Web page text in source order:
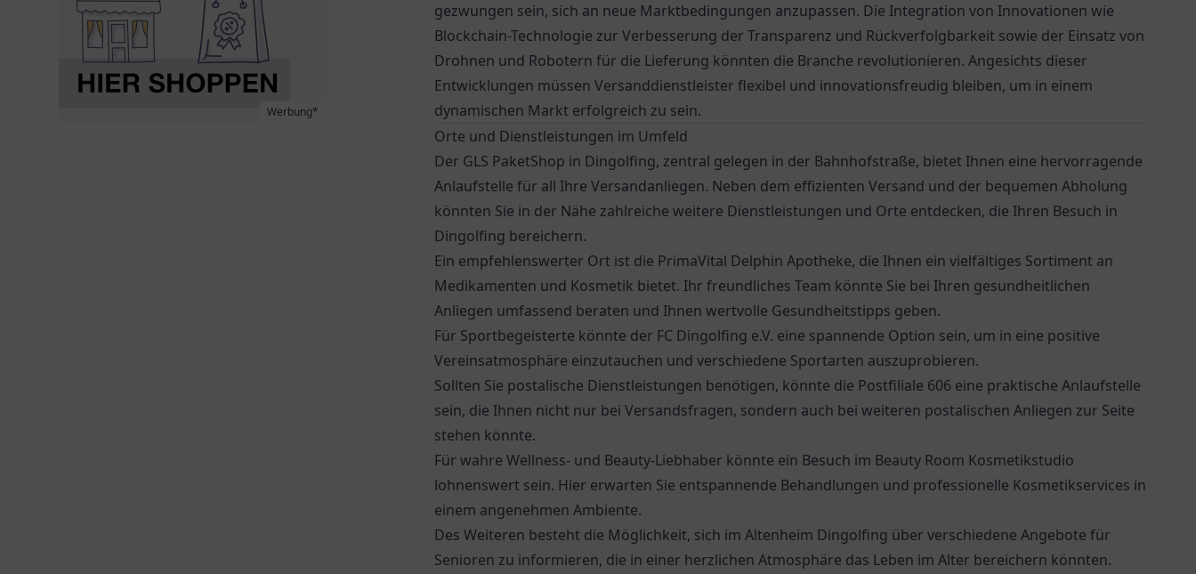
Werbung*
gezwungen sein, sich an neue Marktbedingungen anzupassen. Die Integration von Innovationen wie
Blockchain-Technologie zur Verbesserung der Transparenz und Rückverfolgbarkeit sowie der Einsatz von
Drohnen und Robotern für die Lieferung könnten die Branche revolutionieren. Angesichts dieser
Entwicklungen müssen Versanddienstleister flexibel und innovationsfreudig bleiben, um in einem
dynamischen Markt erfolgreich zu sein.
Orte und Dienstleistungen im Umfeld
Der GLS PaketShop in Dingolfing, zentral gelegen in der Bahnhofstraße, bietet Ihnen eine hervorragende
Anlaufstelle für all Ihre Versandanliegen. Neben dem effizienten Versand und der bequemen Abholung
könnten Sie in der Nähe zahlreiche weitere Dienstleistungen und Orte entdecken, die Ihren Besuch in
Dingolfing bereichern.
Ein empfehlenswerter Ort ist die PrimaVital Delphin Apotheke, die Ihnen ein vielfältiges Sortiment an
Medikamenten und Kosmetik bietet. Ihr freundliches Team könnte Sie bei Ihren gesundheitlichen
Anliegen umfassend beraten und Ihnen wertvolle Gesundheitstipps geben.
Für Sportbegeisterte könnte der FC Dingolfing e.V. eine spannende Option sein, um in eine positive
Vereinsatmosphäre einzutauchen und verschiedene Sportarten auszuprobieren.
Sollten Sie postalische Dienstleistungen benötigen, könnte die Postfiliale 606 eine praktische Anlaufstelle
sein, die Ihnen nicht nur bei Versandsfragen, sondern auch bei weiteren postalischen Anliegen zur Seite
stehen könnte.
Für wahre Wellness- und Beauty-Liebhaber könnte ein Besuch im Beauty Room Kosmetikstudio
lohnenswert sein. Hier erwarten Sie entspannende Behandlungen und professionelle Kosmetikservices in
einem angenehmen Ambiente.
Des Weiteren besteht die Möglichkeit, sich im Altenheim Dingolfing über verschiedene Angebote für
Senioren zu informieren, die in einer herzlichen Atmosphäre das Leben im Alter bereichern könnten.